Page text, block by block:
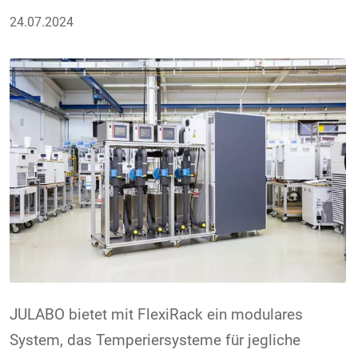
24.07.2024
JULABO bietet mit FlexiRack ein modulares
System, das Temperiersysteme für jegliche